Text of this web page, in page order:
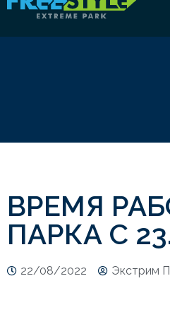
ВРЕМЯ
ПАРКА С
22/08/2022 Экстрим